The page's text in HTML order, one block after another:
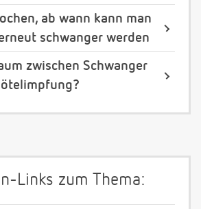
ab wann kann man
schwanger werden
zwischen Schwanger
Links zum Thema: